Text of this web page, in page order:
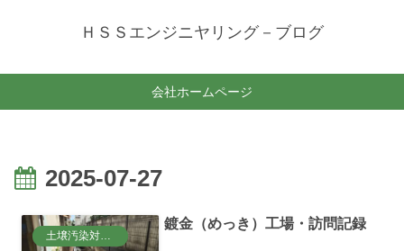
ＨＳＳエンジニヤリング－ブログ
会社ホームページ
2025-07-27
土壌汚染対策法
鍍金（めっき）工場・訪問記録